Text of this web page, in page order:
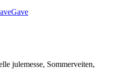
Gave
julemesse, Sommerveiten,